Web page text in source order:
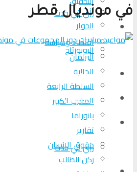
رأي في حدث
المزيد
اقتصاد وسياسة
البرلمان
الجالية
السلطة الرابعة
المغرب الكبير
بانوراما
تقارير
حقوق الإنسان
ركن الطالب
الحوار
الروبورتاج
تحلیل الأحداث
من عين المكان
لوبوكلاج TV
رأي في حدث
في مونديال قطر